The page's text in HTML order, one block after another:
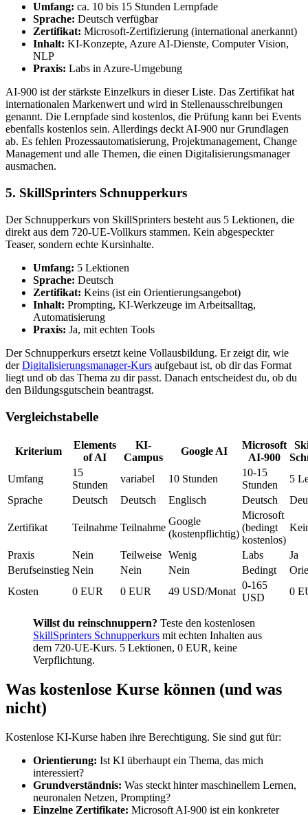
Umfang: ca. 10 bis 15 Stunden Lernpfade
Sprache: Deutsch verfügbar
Zertifikat: Microsoft-Zertifizierung (international anerkannt)
Inhalt: KI-Konzepte, Azure AI-Dienste, Computer Vision,
NLP
Praxis: Labs in Azure-Umgebung
AI-900 ist der stärkste Einzelkurs in dieser Liste. Das Zertifikat hat
internationalen Markenwert und wird in Stellenausschreibungen
genannt. Die Lernpfade sind kostenlos, die Prüfung kann bei Events
ebenfalls kostenlos sein. Allerdings deckt AI-900 nur Grundlagen
ab. Es fehlen Prozessautomatisierung, Projektmanagement, Change
Management und alle Themen, die einen Digitalisierungsmanager
ausmachen.
5. SkillSprinters Schnupperkurs
Der Schnupperkurs von SkillSprinters besteht aus 5 Lektionen, die
direkt aus dem 720-UE-Vollkurs stammen. Kein abgespeckter
Teaser, sondern echte Kursinhalte.
Umfang: 5 Lektionen
Sprache: Deutsch
Zertifikat: Keins (ist ein Orientierungsangebot)
Inhalt: Prompting, KI-Werkzeuge im Arbeitsalltag,
Automatisierung
Praxis: Ja, mit echten Tools
Der Schnupperkurs ersetzt keine Vollausbildung. Er zeigt dir, wie
derDigitalisierungsmanager-Kurs aufgebaut ist, ob dir das Format
liegt und ob das Thema zu dir passt. Danach entscheidest du, ob du
den Bildungsgutschein beantragst.
Vergleichstabelle
Kriterium
Elements
of AI
KI-
Campus
Google AI
Microsoft
AI-900
Umfang
15
Stunden
variabel 10 Stunden
10-15
Stunden
5
Sprache
Deutsch Deutsch Englisch Deutsch
Zertifikat Teilnahme Teilnahme
Google
(kostenpflichtig)
Microsoft
(bedingt
kostenlos)
Praxis Nein Teilweise Wenig Labs
Ja
Berufseinstieg Nein Nein Nein Bedingt
Kosten
0 EUR 0 EUR 49 USD/Monat
0-165
USD
0
Willst du reinschnuppern? Teste den kostenlosen
SkillSprinters Schnupperkurs mit echten Inhalten aus
dem 720-UE-Kurs. 5 Lektionen, 0 EUR, keine
Verpflichtung.
Was kostenlose Kurse können (und was
nicht)
Kostenlose KI-Kurse haben ihre Berechtigung. Sie sind gut für:
Orientierung: Ist KI überhaupt ein Thema, das mich
interessiert?
Grundverständnis: Was steckt hinter maschinellem Lernen,
neuronalen Netzen, Prompting?
Einzelne Zertifikate: Microsoft AI-900 ist ein konkreter